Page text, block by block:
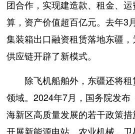
团合作，实现建造款、租金、
算，资产价值超百亿元。去年3
集装箱出口融资租赁落地东疆
供应链开辟了新模式。
除飞机船舶外，东疆还将租
领域。2024年7月，国务院发布
海新区高质量发展的若干政策
开展新能源电站、农业机械、卫